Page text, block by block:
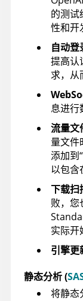
的测试
性和开
自动登
提高认
求，从
息进行
流量文
量文件
添加到
以包含
下载扫
败，您
实际开
引擎更
静态分析 (
将静态